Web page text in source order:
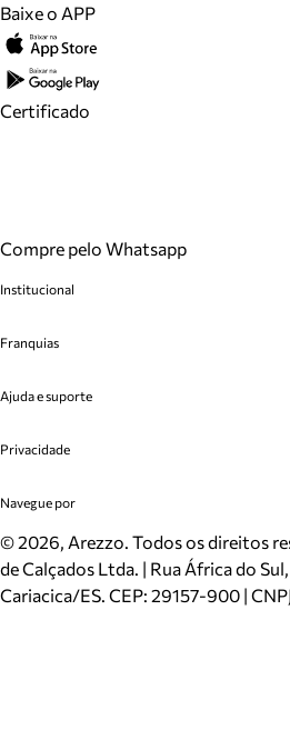
Baixe o APP
Certificado
Compre pelo Whatsapp
Institucional
Cashback
Venda Corporativa
Mapa do Site
Inverno
Mundo Arezzo
Franquias
Plano de Negócio
Ajuda e suporte
Cadastro
Meus Pedidos
Trocas e Devoluções
Cartão Presente
Localizador de lojas
Privacidade
Politica e Privacidade
Navegue por
Sapatos
Bolsas
Scarpins
©2026, Arezzo. Todos os direitos
de Calçados Ltda. | Rua África do
Cariacica/ES. CEP: 29157-900 |